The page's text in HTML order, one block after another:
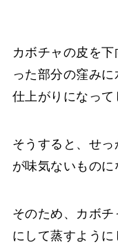
カボチャの皮を
った部分の窪み
仕上がりになって
そうすると、せ
が味気ないものに
そのため、カボ
にして蒸すように